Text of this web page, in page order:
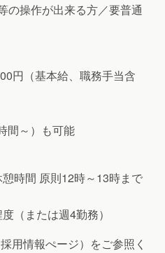
の操作が出来る方／要普通
円（基本給、職務手当含
間～）も可能
時間 原則12時～13時まで
（または週4勤務）
用情報ぺージ）をご参照く